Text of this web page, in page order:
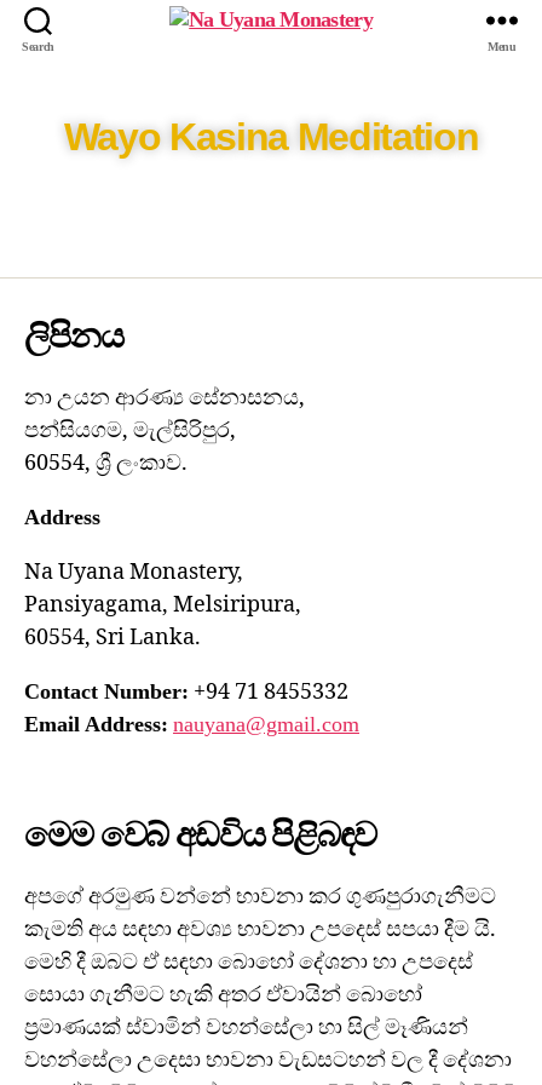
Search Menu
Wayo Kasina Meditation
ලිපිනය
නා උයන ආරණ්‍ය සේනාසනය,
පන්සියගම, මැල්සිරිපුර,
60554, ශ්‍රී ලංකාව.
Address
Na Uyana Monastery,
Pansiyagama, Melsiripura,
60554, Sri Lanka.
Contact Number: +94 71 8455332
Email Address: nauyana@gmail.com
මෙම වෙබ් අඩවිය පිළිබඳව
අපගේ අරමුණ වන්නේ භාවනා කර ගුණපුරාගැනීමට
කැමති අය සඳහා අවශ්‍ය භාවනා උපදෙස් සපයා දීම යි.
මෙහි දී ඔබට ඒ සඳහා බොහෝ දේශනා හා උපදෙස්
සොයා ගැනීමට හැකි අතර ඒවායින් බොහෝ
ප්‍රමාණයක් ස්වාමින් වහන්සේලා හා සිල් මෑණියන්
වහන්සේලා උදෙසා භාවනා වැඩසටහන් වල දී දේශනා